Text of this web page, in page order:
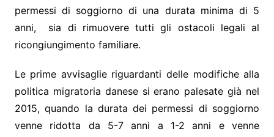
permessi di soggiorno di una durata minima di 5
anni, sia di rimuovere tutti gli ostacoli legali al
ricongiungimento familiare.
Le prime avvisaglie riguardanti delle modifiche alla
politica migratoria danese si erano palesate già nel
2015, quando la durata dei permessi di soggiorno
venne ridotta da 5-7 anni a 1-2 anni e venne